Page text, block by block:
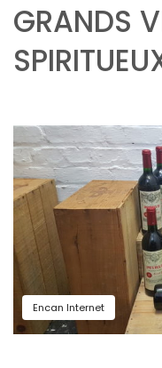
GRANDS
Encan Internet